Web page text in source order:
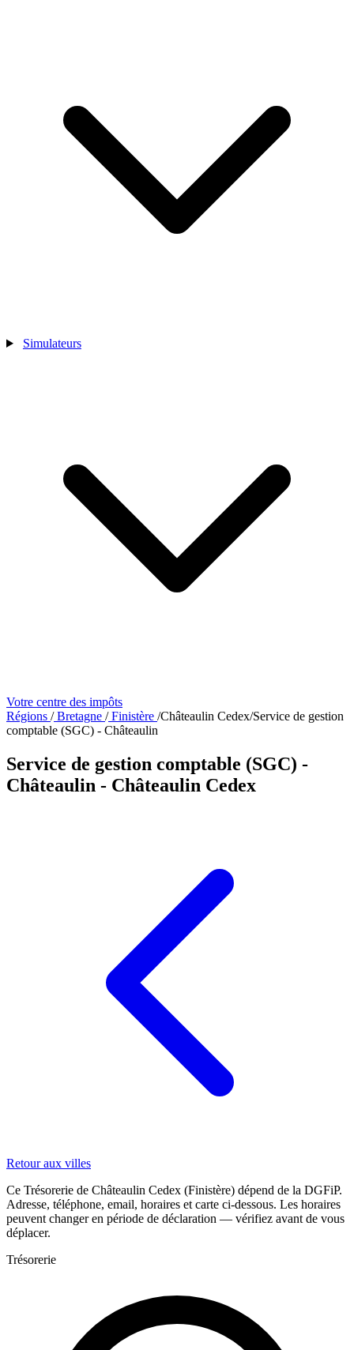
Simulateurs
Votre centre des impôts
Régions /Bretagne /Finistère /Châteaulin Cedex/Service de gestion
comptable (SGC) - Châteaulin
Service de gestion comptable (SGC) -
Châteaulin - Châteaulin Cedex
Retour aux villes
Ce Trésorerie de Châteaulin Cedex (Finistère) dépend de la DGFiP.
Adresse, téléphone, email, horaires et carte ci-dessous. Les horaires
peuvent changer en période de déclaration — vérifiez avant de vous
déplacer.
Trésorerie